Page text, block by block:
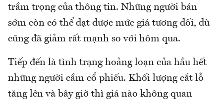
trầm trọng của thông tin. Những người bán
sớm còn có thể đạt được mức giá tương đối, dù
cũng đã giảm rất mạnh so với hôm qua.
Tiếp đến là tình trạng hoảng loạn của hầu hết
những người cầm cổ phiếu. Khối lượng cắt lỗ
tăng lên và bây giờ thì giá nào không quan